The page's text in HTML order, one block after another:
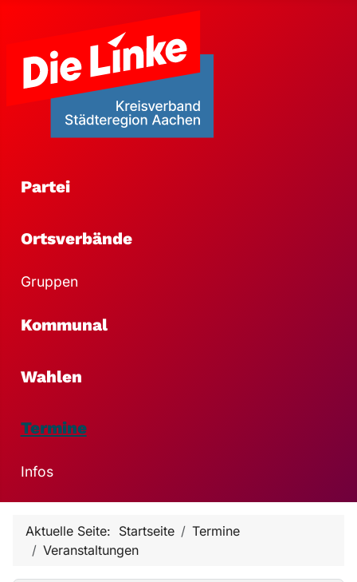
Partei
Ortsverbände
Gruppen
Kommunal
Wahlen
Termine
Infos
Aktuelle Seite: Startseite
Termine
Veranstaltungen